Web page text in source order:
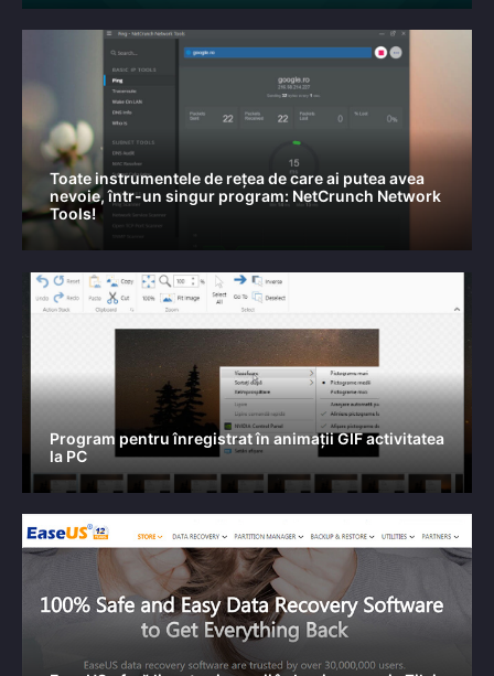
Toate instrumentele de rețea de care ai putea avea
nevoie, într-un singur program: NetCrunch Network
Tools!
Program pentru înregistrat în animații GIF activitatea
la PC